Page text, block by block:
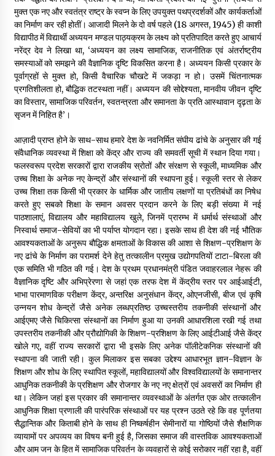
मुक्त एक नए और स्वतंत्र राष्ट्र के स्वप्न के लिए उपयुक्त पथप्रदर्शकों और कार्यकर्ताओं
का निर्माण कर रही होतीं। आजादी मिलने के दो वर्ष पहले (18 अगस्त, 1945) ही काशी
विद्यापीठ में विद्यार्थी अध्ययन मण्डल पाठ्यक्रम के लक्ष्य को प्रतिपादित करते हुए आचार्य
नरेंद्र देव ने लिखा था, ‘अध्ययन का लक्ष्य सामाजिक, राजनीतिक एवं अंतर्राष्ट्रीय
समस्याओं को समझने की वैज्ञानिक दृष्टि विकसित करना है। अध्ययन किसी प्रकार के
पूर्वाग्रहों से मुक्त हो, किसी वैचारिक चौखटे में जकड़ा न हो। उसमें चिंतनात्मक
प्रगतिशीलता हो, बौद्धिक तटस्थता नहीं। अध्ययन की सोद्देश्यता, मानवीय जीवन दृष्टि
का विस्तार, सामाजिक परिवर्तन, स्वतन्त्रता और समानता के प्रति आस्थावान दृढ़ता के
सृजन में निहित है’।
आज़ादी प्राप्त होने के साथ-साथ हमारे देश के नवनिर्मित संघीय ढांचे के अनुसार की गई
संवैधानिक व्यवस्था में शिक्षा को केंद्र और राज्य की समवर्ती सूची में स्थान दिया गया।
फलस्वरूप प्रदेश सरकारों द्वारा राजकीय स्रोतों और संरक्षण से स्कूली, माध्यमिक और
उच्च शिक्षा के अनेक नए केन्द्रों और संस्थानों की स्थापना हुई। स्कूली स्तर से लेकर
उच्च शिक्षा तक किसी भी प्रकार के धार्मिक और जातीय लक्षणों या प्रतिबंधों का निषेध
करते हुए सबको शिक्षा के समान अवसर प्रदान करने के लिए बड़ी संख्या में नई
पाठशालाएं, विद्यालय और महाविद्यालय खुले, जिनमें प्रारम्भ में धर्मार्थ संस्थाओं और
निस्वार्थ समाज-सेवियों का भी पर्याप्त योगदान रहा। इसके साथ ही देश की नई भौतिक
आवश्यकताओं के अनुरूप बौद्धिक क्षमताओं के विकास की आशा से शिक्षण-प्रशिक्षण के
नए ढांचे के निर्माण का परामर्श देने हेतु तत्कालीन प्रमुख उद्योगपतियों टाटा-बिरला की
एक समिति भी गठित की गई। देश के प्रथम प्रधानमंत्री पंडित जवाहरलाल नेहरू की
वैज्ञानिक दृष्टि और अभिप्रेरणा से जहां एक तरफ देश में केंद्रीय स्तर पर आईआईटी,
भाभा पारमाणविक परीक्षण केंद्र, अन्तरिक्ष अनुसंधान केंद्र, ओएनजीसी, बीज एवं कृषि
उन्नयन शोध केन्द्रों जैसे अनेक लब्धप्रतिष्ठ उच्चस्तरीय तकनीकी संस्थानों और
आईएमए जैसे चिकित्सा संस्थानों का निर्माण हुआ या उनकी आधारशिला रखी गई तथा
उपस्तरीय तकनीकी और प्रौद्योगिकी के शिक्षण-प्रशिक्षण के लिए आईटीआई जैसे केंद्र
खोले गए, वहीं राज्य सरकारों द्वारा भी इसके लिए अनेक पॉलीटेकनिक संस्थानों की
स्थापना की जाती रही। कुल मिलाकर इस सबका उद्देश्य आधारभूत ज्ञान-विज्ञान के
शिक्षण और शोध के लिए स्थापित स्कूलों, महाविद्यालयों और विश्वविद्यालयों के समानान्तर
आधुनिक तकनीकी के प्रशिक्षण और रोजगार के नए नए क्षेत्रों एवं अवसरों का निर्माण ही
था। लेकिन जहां इस प्रकार की समानान्तर व्यवस्थाओं के अंतर्गत एक ओर तत्कालीन
आधुनिक शिक्षा प्रणाली की पारंपरिक संस्थाओं पर यह प्रश्न उठते रहे कि वह पूर्णतया
सैद्धान्तिक और किताबी होने के साथ ही निष्कर्षहीन सेमीनारों या गोष्ठियों जैसे शैक्षणिक
व्यायामों पर अपव्यय का विषय बनी हुई है, जिसका समाज की वास्तविक आवश्यकताओं
और आम जन के हित में सामाजिक परिवर्तन के व्यवहारों से कोई सरोकार नहीं रहा है, वहीं